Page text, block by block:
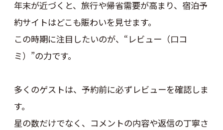
年末が近づくと、旅行や帰省需要が高まり、宿泊予
約サイトはどこも賑わいを見せます。
この時期に注目したいのが、“レビュー（口コ
ミ）”の力です。
多くのゲストは、予約前に必ずレビューを確認しま
す。
星の数だけでなく、コメントの内容や返信の丁寧さ